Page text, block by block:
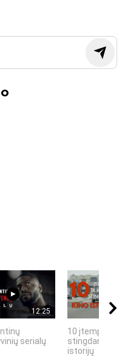
12:25
serialų
10 įtemptų,
stingdančių
istorijų